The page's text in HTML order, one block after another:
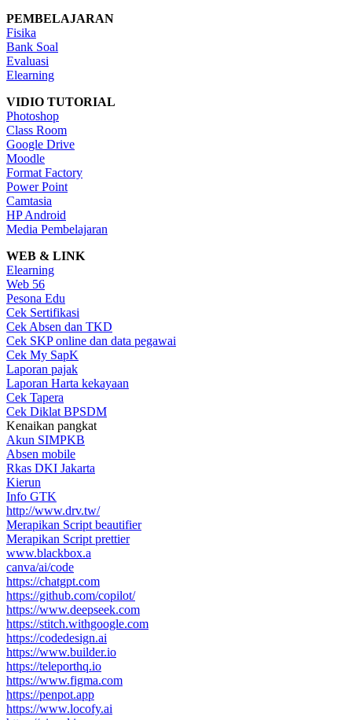
PEMBELAJARAN
Fisika
Bank Soal
Evaluasi
Elearning
VIDIO TUTORIAL
Photoshop
Class Room
Google Drive
Moodle
Format Factory
Power Point
Camtasia
HP Android
Media Pembelajaran
WEB & LINK
Elearning
Web 56
Pesona Edu
Cek Sertifikasi
Cek Absen dan TKD
Cek SKP online dan data pegawai
Cek My SapK
Laporan pajak
Laporan Harta kekayaan
Cek Tapera
Cek Diklat BPSDM
Kenaikan pangkat
Akun SIMPKB
Absen mobile
Rkas DKI Jakarta
Kierun
Info GTK
http://www.drv.tw/
Merapikan Script beautifier
Merapikan Script prettier
www.blackbox.a
canva/ai/code
https://chatgpt.com
https://github.com/copilot/
https://www.deepseek.com
https://stitch.withgoogle.com
https://codedesign.ai
https://www.builder.io
https://teleporthq.io
https://www.figma.com
https://penpot.app
https://www.locofy.ai